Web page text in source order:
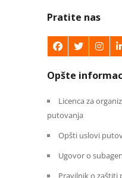
Pratite nas
Opšte
Licenca za
putovanja
Opšti uslovi
Ugovor o
Pravilnik o zaštiti